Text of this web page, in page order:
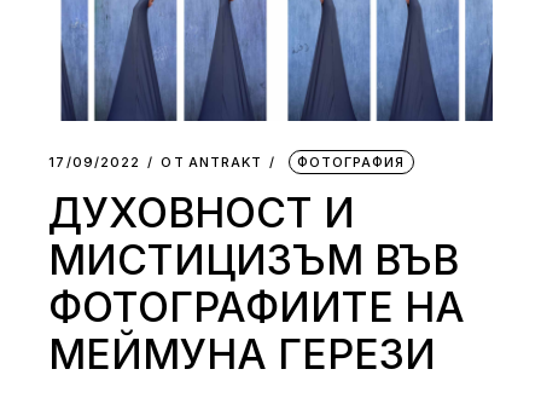
17/09/2022 ОТ АNTRAKT ФОТОГРАФИЯ
ДУХОВНОСТ И
МИСТИЦИЗЪМ ВЪВ
ФОТОГРАФИИТЕ НА
МEЙМУНА ГЕРЕЗИ